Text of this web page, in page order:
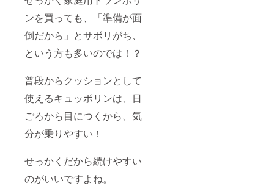
ンを買っても、「準備が面
倒だから」とサボリがち、
という方も多いのでは！？
普段からクッションとして
使えるキュッポリンは、日
ごろから目につくから、気
分が乗りやすい！
せっかくだから続けやすい
のがいいですよね。